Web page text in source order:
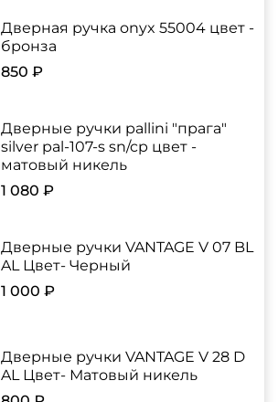
Дверная ручка onyx 55004 цвет -
бронза
850 ₽
Дверные ручки pallini "прага"
silver pal-107-s sn/cp цвет -
матовый никель
1 080 ₽
Дверные ручки VANTAGE V 07 BL
AL Цвет- Черный
1 000 ₽
Дверные ручки VANTAGE V 28 D
AL Цвет- Матовый никель